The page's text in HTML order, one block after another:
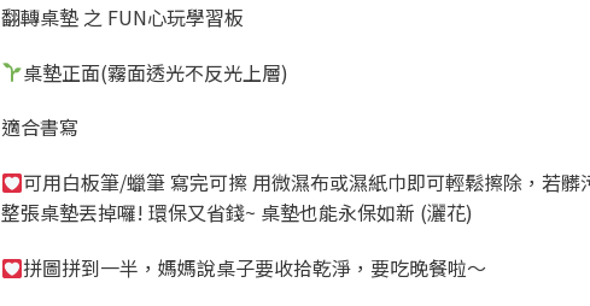
翻轉桌墊 之 FUN心玩學習板
桌墊正面(霧面透光不反光上層)
適合書寫
可用白板筆/蠟筆 寫完可擦 用微濕布或濕紙巾即可輕鬆擦除，若
整張桌墊丟掉囉! 環保又省錢~ 桌墊也能永保如新 (灑花)
拼圖拼到一半，媽媽說桌子要收拾乾淨，要吃晚餐啦～